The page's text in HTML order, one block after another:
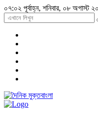
০৭:০২ পূর্বাহ্ন, শনিবার, ০৮ অগাস্ট